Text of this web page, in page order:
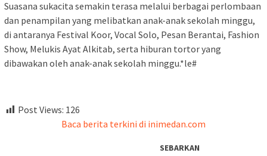
Suasana sukacita semakin terasa melalui berbagai perlombaan
dan penampilan yang melibatkan anak-anak sekolah minggu,
di antaranya Festival Koor, Vocal Solo, Pesan Berantai, Fashion
Show, Melukis Ayat Alkitab, serta hiburan tortor yang
dibawakan oleh anak-anak sekolah minggu.*le#
Post Views: 126
Baca berita terkini di inimedan.com
SEBARKAN